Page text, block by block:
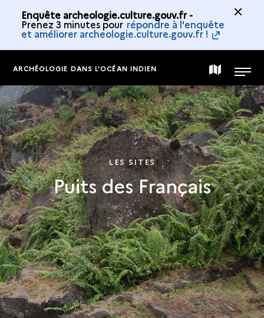
Enquête archeologie.culture.gouv.fr -
Prenez 3 minutes pour répondre à l'enquête
et améliorer archeologie.culture.gouv.fr !
ARCHÉOLOGIE DANS L'OCÉAN INDIEN CARTE
DE
LA
COLLECTION
MENU
LES SITES
Puits des Français